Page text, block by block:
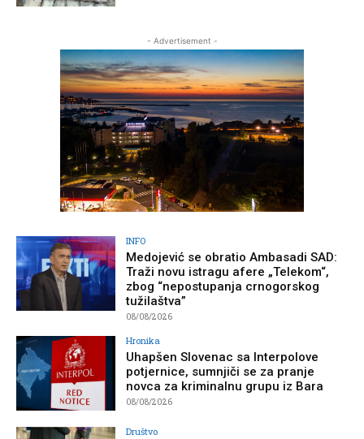
- Advertisement -
INFO
Medojević se obratio Ambasadi SAD:
Traži novu istragu afere „Telekom“,
zbog “nepostupanja crnogorskog
tužilaštva”
08/08/2026
Hronika
Uhapšen Slovenac sa Interpolove
potjernice, sumnjiči se za pranje
novca za kriminalnu grupu iz Bara
08/08/2026
Društvo